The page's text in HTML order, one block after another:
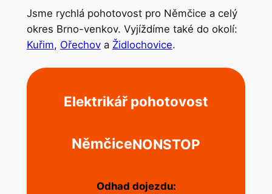
Jsme rychlá pohotovost pro Němčice a celý
okres Brno-venkov. Vyjíždíme také do okolí:
Kuřim, Ořechova Židlochovice.
Elektrikář pohotovost
NěmčiceNONSTOP
Odhad dojezdu: